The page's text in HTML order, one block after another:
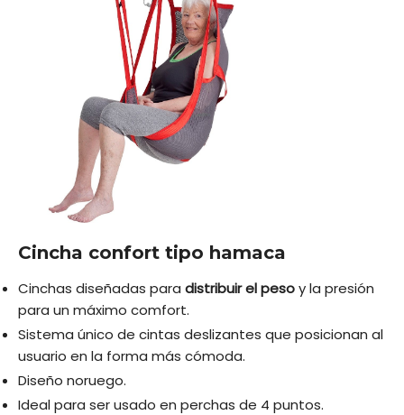
Cincha confort tipo hamaca
Cinchas diseñadas para distribuir el pesoy la presión
para un máximo comfort.
Sistema único de cintas deslizantes que posicionan al
usuario en la forma más cómoda.
Diseño noruego.
Ideal para ser usado en perchas de 4 puntos.